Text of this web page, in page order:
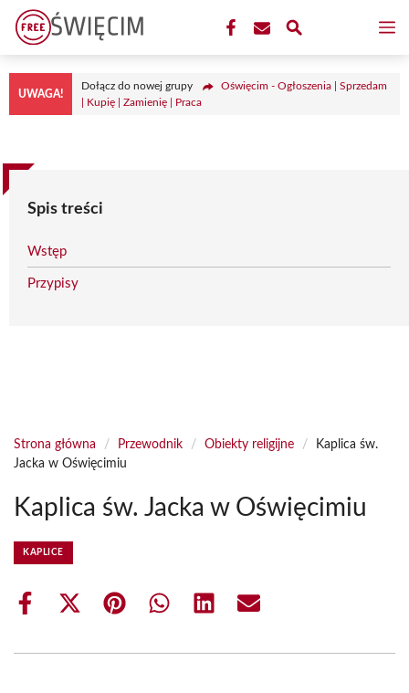
Przejdź
treści
UWAGA!
Dołącz do nowej grupy
Oświęcim - Ogłoszenia | Sprzedam
| Kupię | Zamienię | Praca
Spis treści
Wstęp
Przypisy
Strona główna / Przewodnik / Obiekty religijne /
Kaplica św.
Jacka w Oświęcimiu
Kaplica św. Jacka w Oświęcimiu
KAPLICE
Share
Share
(Twitter)
Share Share Share Share